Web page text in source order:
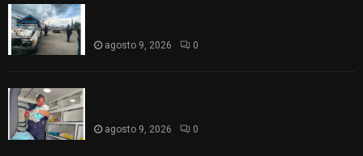
agosto 9, 2026 0
agosto 9, 2026 0